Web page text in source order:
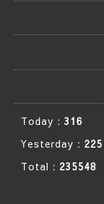
Today : 316
Yesterday : 225
Total : 235548